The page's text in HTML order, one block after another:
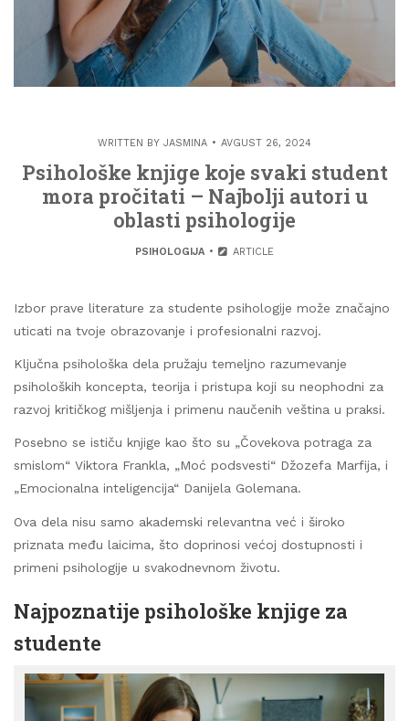
WRITTEN BY JASMINA AVGUST 26, 2024
Psihološke knjige koje svaki student
mora pročitati – Najbolji autori u
oblasti psihologije
PSIHOLOGIJA ARTICLE
Izbor prave literature za studente psihologije može značajno
uticati na tvoje obrazovanje i profesionalni razvoj.
Ključna psihološka dela pružaju temeljno razumevanje
psiholoških koncepta, teorija i pristupa koji su neophodni za
razvoj kritičkog mišljenja i primenu naučenih veština u praksi.
Posebno se ističu knjige kao što su „Čovekova potraga za
smislom“ Viktora Frankla, „Moć podsvesti“ Džozefa Marfija, i
„Emocionalna inteligencija“ Danijela Golemana.
Ova dela nisu samo akademski relevantna već i široko
priznata među laicima, što doprinosi većoj dostupnosti i
primeni psihologije u svakodnevnom životu.
Najpoznatije psihološke knjige za
studente